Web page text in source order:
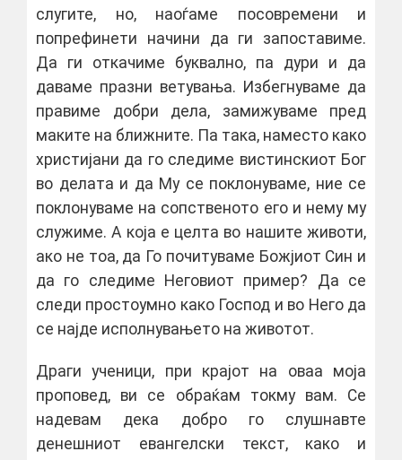
слугите, но, наоѓаме посовремени и
попрефинети начини да ги запоставиме.
Да ги откачиме буквално, па дури и да
даваме празни ветувања. Избегнуваме да
правиме добри дела, замижуваме пред
маките на ближните. Па така, наместо како
христијани да го следиме вистинскиот Бог
во делата и да Му се поклонуваме, ние се
поклонуваме на сопственото его и нему му
служиме. А која е целта во нашите животи,
ако не тоа, да Го почитуваме Божјиот Син и
да го следиме Неговиот пример? Да се
следи простоумно како Господ и во Него да
се најде исполнувањето на животот.
Драги ученици, при крајот на оваа моја
проповед, ви се обраќам токму вам. Се
надевам дека добро го слушнавте
денешниот евангелски текст, како и